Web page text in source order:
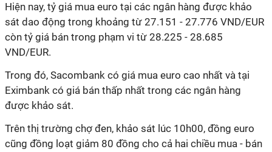
Hiện nay, tỷ giá mua euro tại các ngân hàng được khảo
sát dao động trong khoảng từ 27.151 - 27.776 VND/EUR
còn tỷ giá bán trong phạm vi từ 28.225 - 28.685
VND/EUR.
Trong đó, Sacombank có giá mua euro cao nhất và tại
Eximbank có giá bán thấp nhất trong các ngân hàng
được khảo sát.
Trên thị trường chợ đen, khảo sát lúc 10h00, đồng euro
cũng đồng loạt giảm 80 đồng cho cả hai chiều mua - bán